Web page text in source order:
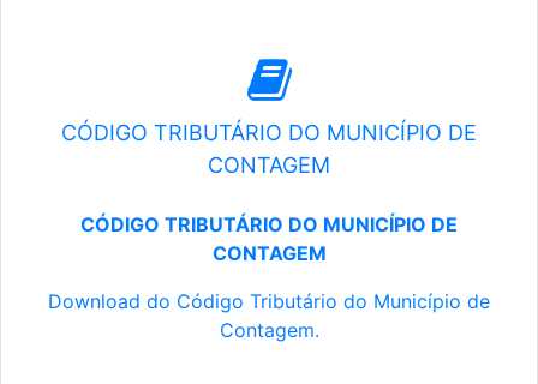
CÓDIGO TRIBUTÁRIO DO MUNICÍPIO DE
CONTAGEM
CÓDIGO TRIBUTÁRIO DO MUNICÍPIO DE
CONTAGEM
Download do Código Tributário do Município de
Contagem.